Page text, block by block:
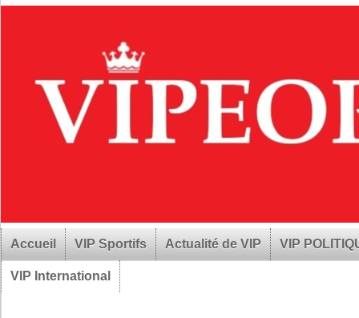
Accueil VIP Sportifs Actualité de VIP VIP
VIP International